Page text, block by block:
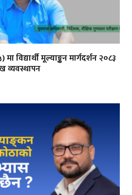
विद्यार्थी मूल्याङ्कन मार्गदर्शन २०८३
व्यवस्थापन